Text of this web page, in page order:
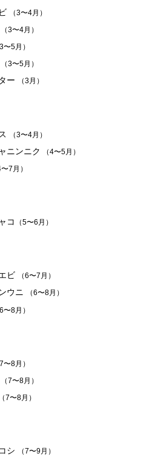
（3〜4月）
（3〜4月）
3〜5月）
（3〜5月）
ー （3月）
（3〜4月）
ニンニク （4〜5月）
〜7月）
コ （5〜6月）
ビ （6〜7月）
ウニ （6〜8月）
6〜8月）
7〜8月）
（7〜8月）
（7〜8月）
シ （7〜9月）